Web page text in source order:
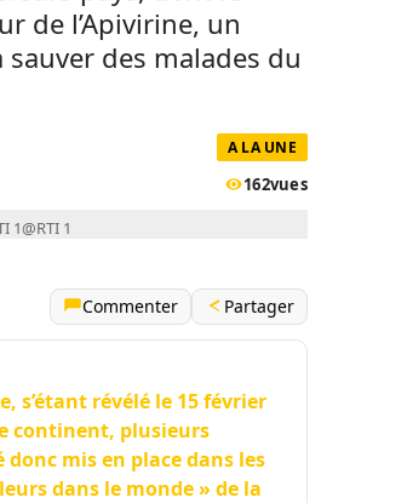
de l’Apivirine, un
des malades du
A LA UNE
162vues
1@RTI 1
Commenter Partager
s’étant révélé le 15 février
continent, plusieurs
mis en place dans les
dans le monde » de la